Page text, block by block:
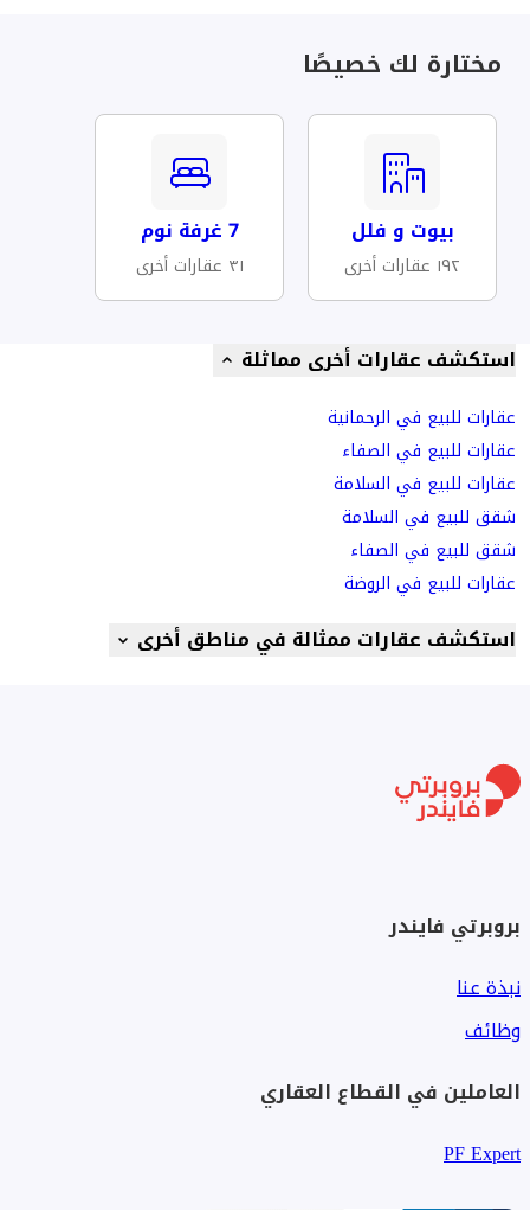
مختارة لك خصيصًا
بيوت و فلل
١٩٢ عقارات أخرى
7 غرفة نوم
٣١ عقارات أخرى
استكشف عقارات أخرى مماثلة
عقارات للبيع في الرحمانية
عقارات للبيع في الصفاء
عقارات للبيع في السلامة
شقق للبيع في السلامة
شقق للبيع في الصفاء
عقارات للبيع في الروضة
استكشف عقارات ممثالة في مناطق أخرى
بروبرتي فايندر
نبذة عنا
وظائف
العاملين في القطاع العقاري
PF Expert